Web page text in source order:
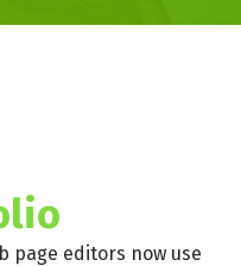
page editors now use